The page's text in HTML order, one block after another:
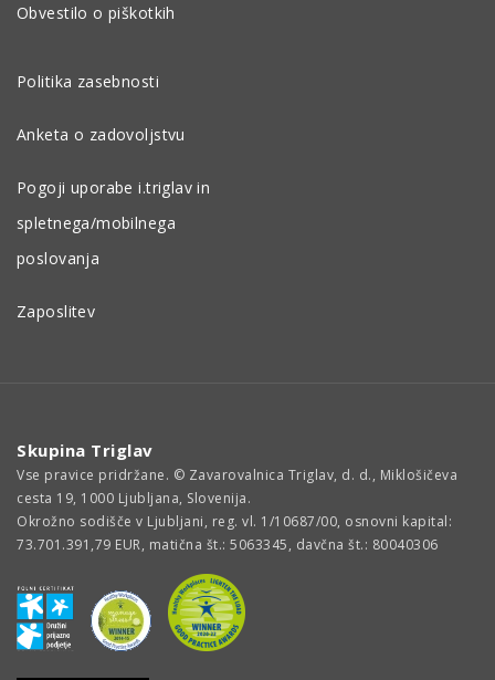
Obvestilo o piškotkih
Politika zasebnosti
Anketa o zadovoljstvu
Pogoji uporabe i.triglav in
spletnega/mobilnega
poslovanja
Zaposlitev
Skupina Triglav
Vse pravice pridržane. © Zavarovalnica Triglav, d. d., Miklošičeva
cesta 19, 1000 Ljubljana, Slovenija.
Okrožno sodišče v Ljubljani, reg. vl. 1/10687/00, osnovni kapital:
73.701.391,79 EUR, matična št.: 5063345, davčna št.: 80040306